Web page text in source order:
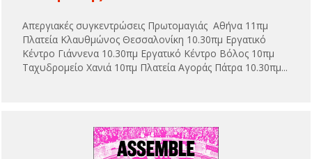
Απεργιακές συγκεντρώσεις Πρωτομαγιάς Αθήνα 11πμ
Πλατεία Κλαυθμώνος Θεσσαλονίκη 10.30πμ Εργατικό
Κέντρο Γιάννενα 10.30πμ Εργατικό Κέντρο Βόλος 10πμ
Ταχυδρομείο Χανιά 10πμ Πλατεία Αγοράς Πάτρα 10.30πμ...